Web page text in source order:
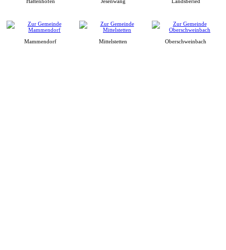
Hattenhofen Jesenwang Landsberied
Mammendorf Mittelstetten Oberschweinbach